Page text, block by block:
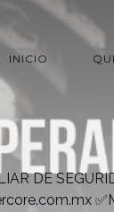
INICIO
DE